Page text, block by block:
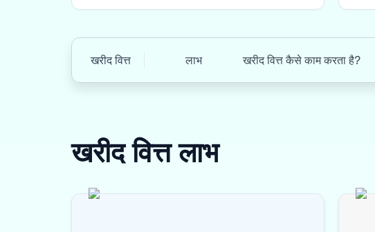
खरीद वित्त लाभ खरीद वित्त कैसे काम करता है?
खरीद वित्तलाभ